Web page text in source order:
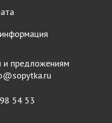
и предложениям
54 53